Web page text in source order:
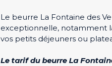
Le beurre La Fontaine des
exceptionnelle, notamment
vos petits déjeuners ou
Le tarif du beurre La